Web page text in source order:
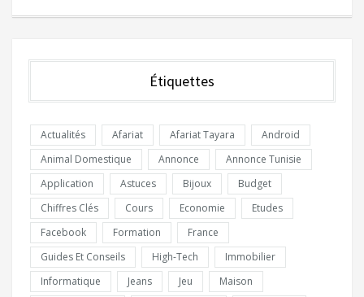
Étiquettes
Actualités Afariat Afariat Tayara
Android
Animal Domestique
Annonce
Annonce Tunisie
Application
Astuces Bijoux
Budget
Chiffres Clés
Cours Economie
Etudes
Facebook
Formation
France
Guides Et Conseils
High-Tech
Immobilier
Informatique
Jeans Jeu
Maison